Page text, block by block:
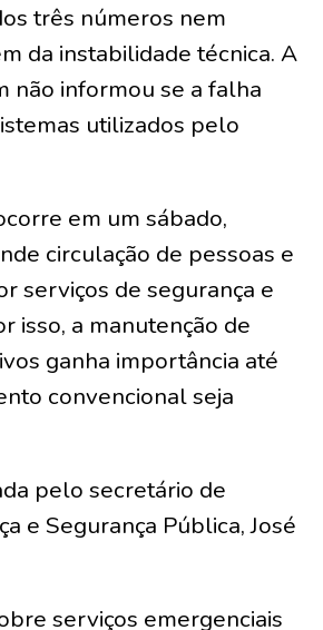
três números nem
da instabilidade técnica. A
não informou se a falha
utilizados pelo
em um sábado,
circulação de pessoas e
serviços de segurança e
isso, a manutenção de
ganha importância até
convencional seja
pelo secretário de
e Segurança Pública, José
serviços emergenciais